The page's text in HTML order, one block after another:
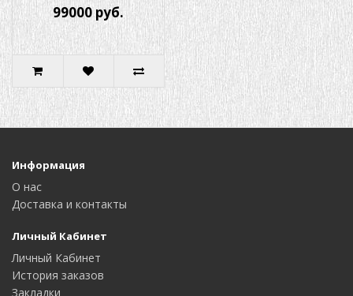
99000 руб.
Информация
О нас
Доставка и контакты
Личный Кабинет
Личный Кабинет
История заказов
Закладки